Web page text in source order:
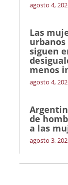
agosto 4,
Las
urbanos
siguen
menos
agosto 4,
de
a las
agosto 3,